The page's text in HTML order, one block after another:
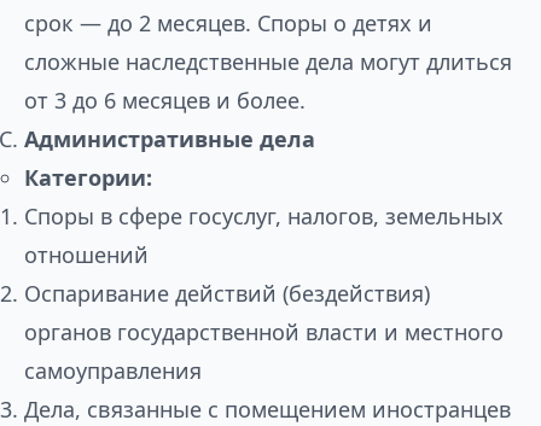
срок — до 2 месяцев. Споры о детях и
сложные наследственные дела могут длиться
от 3 до 6 месяцев и более.
Административные дела
Категории:
Споры в сфере госуслуг, налогов, земельных
отношений
Оспаривание действий (бездействия)
органов государственной власти и местного
самоуправления
Дела, связанные с помещением иностранцев